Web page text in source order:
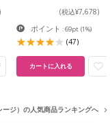
(税込¥7,678)
ポイント : 69pt (1%)
(47)
カートに入れる
ジ）の人気商品ランキングへ